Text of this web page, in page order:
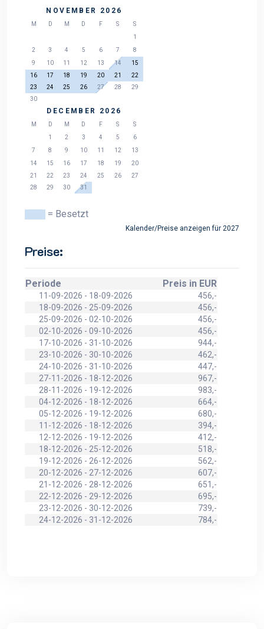
NOVEMBER 2026
M D M D F S
S
1
2
3 4 5 6 7
8
9
10 11 12 13 14
15
16
17 18 19 20 21
22
23
24 25 26 27 28
29
30
DECEMBER 2026
M D M D F S
S
1
2 3 4 5
6
7
8 9 10 11 12
13
14
15 16 17 18 19
20
21
22 23 24 25 26
27
28
29 30 31
= Besetzt
Kalender/Preise anzeigen für 2027
Preise:
Periode Preis in EUR
11-09-2026 - 18-09-2026
456,-
18-09-2026 - 25-09-2026
456,-
25-09-2026 - 02-10-2026
456,-
02-10-2026 - 09-10-2026
456,-
17-10-2026 - 31-10-2026
944,-
23-10-2026 - 30-10-2026
462,-
24-10-2026 - 31-10-2026
447,-
27-11-2026 - 18-12-2026
967,-
28-11-2026 - 19-12-2026
983,-
04-12-2026 - 18-12-2026
664,-
05-12-2026 - 19-12-2026
680,-
11-12-2026 - 18-12-2026
394,-
12-12-2026 - 19-12-2026
412,-
18-12-2026 - 25-12-2026
518,-
19-12-2026 - 26-12-2026
562,-
20-12-2026 - 27-12-2026
607,-
21-12-2026 - 28-12-2026
651,-
22-12-2026 - 29-12-2026
695,-
23-12-2026 - 30-12-2026
739,-
24-12-2026 - 31-12-2026
784,-